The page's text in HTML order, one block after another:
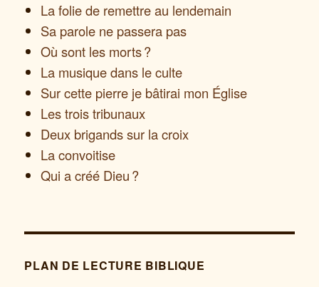
La folie de remettre au lendemain
Sa parole ne passera pas
Où sont les morts ?
La musique dans le culte
Sur cette pierre je bâtirai mon Église
Les trois tribunaux
Deux brigands sur la croix
La convoitise
Qui a créé Dieu ?
PLAN DE LECTURE BIBLIQUE